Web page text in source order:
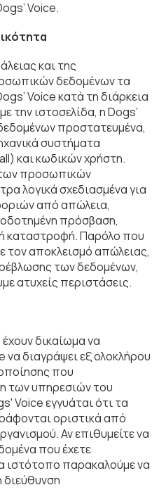
Voice.
και της
δεδομένων τα
Voice κατά τη διάρκεια
την ιστοσελίδα, η Dogs’
προστατευμένα,
συστήματα
και κωδικών χρήστη.
προσωπικών
λογικά σχεδιασμένα για
από απώλεια,
πρόσβαση,
καταστροφή. Παρόλο που
τον αποκλεισμό απώλειας,
των δεδομένων,
ατυχείς περιστάσεις.
δικαίωμα να
διαγράψει εξ ολοκλήρου
που
των υπηρεσιών του
Voice εγγυάται ότι τα
οριστικά από
Αν επιθυμείτε να
που έχετε
παρακαλούμε να
διεύθυνση